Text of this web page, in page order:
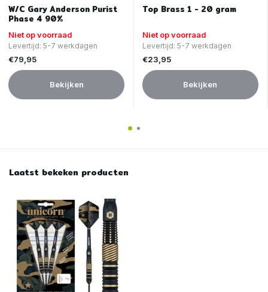
W/C Gary Anderson Purist
Phase 4 90%
Niet op voorraad
Levertijd: 5-7 werkdagen
€79,95
Bekijken
Top Brass 1 - 20 gram
Niet op voorraad
Levertijd: 5-7 werkdagen
€23,95
Bekijken
Laatst bekeken producten